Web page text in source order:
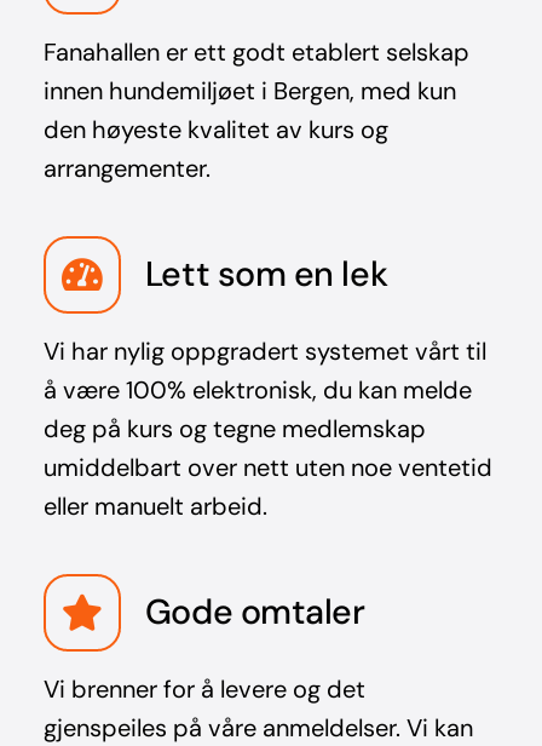
Fanahallen er ett godt etablert selskap
innen hundemiljøet i Bergen, med kun
den høyeste kvalitet av kurs og
arrangementer.
Lett som en lek
Vi har nylig oppgradert systemet vårt til
å være 100% elektronisk, du kan melde
deg på kurs og tegne medlemskap
umiddelbart over nett uten noe ventetid
eller manuelt arbeid.
Gode omtaler
Vi brenner for å levere og det
gjenspeiles på våre anmeldelser. Vi kan